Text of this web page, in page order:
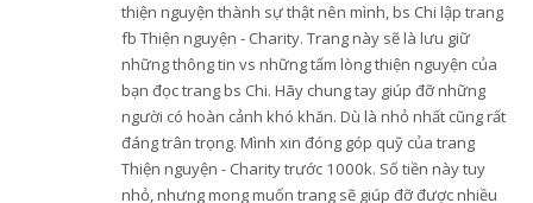
thiện nguyện thành sự thật nên mình, bs Chi lập trang
fb Thiện nguyện - Charity. Trang này sẽ là lưu giữ
những thông tin vs những tấm lòng thiện nguyện của
bạn đọc trang bs Chi. Hãy chung tay giúp đỡ những
người có hoàn cảnh khó khăn. Dù là nhỏ nhất cũng rất
đáng trân trọng. Mình xin đóng góp quỹ của trang
Thiện nguyện - Charity trước 1000k. Số tiền này tuy
nhỏ, nhưng mong muốn trang sẽ giúp đỡ được nhiều